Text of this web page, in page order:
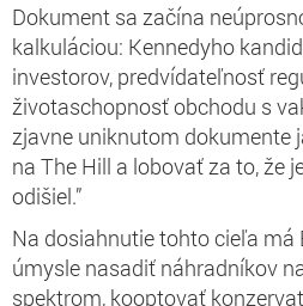
Dokument sa začína
kalkuláciou: Kennedyho
investorov, predvídateľnosť
životaschopnosť obchodu s
zjavne uniknutom dokumente
na The Hill a lobovať za to, že
odišiel.”
Na dosiahnutie tohto cieľa má
úmysle nasadiť náhradníkov
spektrom, kooptovať